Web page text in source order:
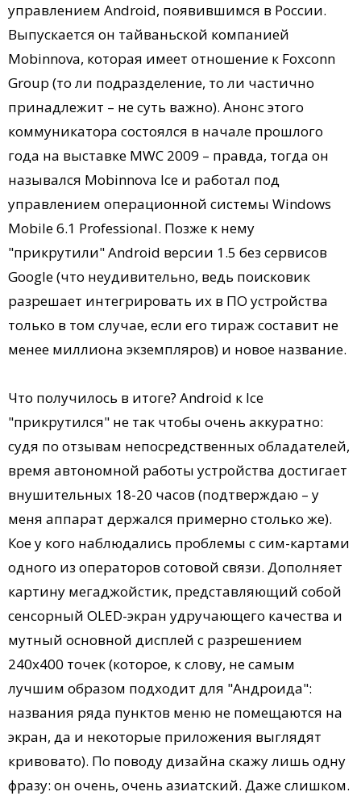
управлением Android, появившимся в России.
Выпускается он тайваньской компанией
Mobinnova, которая имеет отношение к Foxconn
Group (то ли подразделение, то ли частично
принадлежит – не суть важно). Анонс этого
коммуникатора состоялся в начале прошлого
года на выставке MWC 2009 – правда, тогда он
назывался Mobinnova Ice и работал под
управлением операционной системы Windows
Mobile 6.1 Professional. Позже к нему
"прикрутили" Android версии 1.5 без сервисов
Google (что неудивительно, ведь поисковик
разрешает интегрировать их в ПО устройства
только в том случае, если его тираж составит не
менее миллиона экземпляров) и новое название.
Что получилось в итоге? Android к Ice
"прикрутился" не так чтобы очень аккуратно:
судя по отзывам непосредственных обладателей,
время автономной работы устройства достигает
внушительных 18-20 часов (подтверждаю – у
меня аппарат держался примерно столько же).
Кое у кого наблюдались проблемы с сим-картами
одного из операторов сотовой связи. Дополняет
картину мегаджойстик, представляющий собой
сенсорный OLED-экран удручающего качества и
мутный основной дисплей с разрешением
240х400 точек (которое, к слову, не самым
лучшим образом подходит для "Андроида":
названия ряда пунктов меню не помещаются на
экран, да и некоторые приложения выглядят
кривовато). По поводу дизайна скажу лишь одну
фразу: он очень, очень азиатский. Даже слишком.